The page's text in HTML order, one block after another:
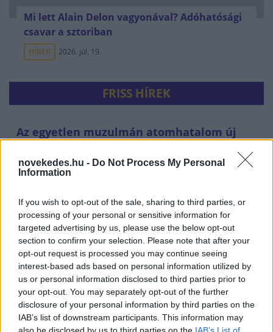
novekedes.hu - Do Not Process My Personal
Information
If you wish to opt-out of the sale, sharing to third parties, or
processing of your personal or sensitive information for
targeted advertising by us, please use the below opt-out
section to confirm your selection. Please note that after your
opt-out request is processed you may continue seeing
interest-based ads based on personal information utilized by
us or personal information disclosed to third parties prior to
your opt-out. You may separately opt-out of the further
disclosure of your personal information by third parties on the
IAB’s list of downstream participants. This information may
Mi lett Alain Delon vagyonával? Adóhatósági
csavar a sztoriban
HÍREK 2026. júl. 19.
FRISS HÍREK
Az egyetlen muzulmán atomhatalom új
HÍREK 2 perce
Menesztették a Nemzeti Kommunikációs
Hivatal és a Nemzeti Rendezvényszervező